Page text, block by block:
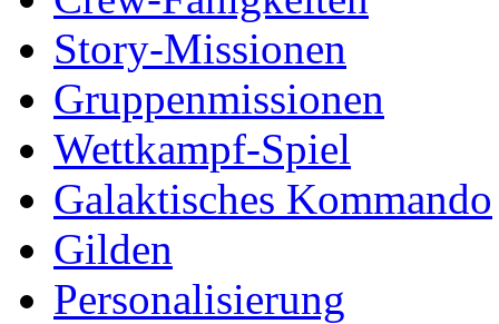
Story-Missionen
Gruppenmissionen
Wettkampf-Spiel
Galaktisches Kommando
Gilden
Personalisierung